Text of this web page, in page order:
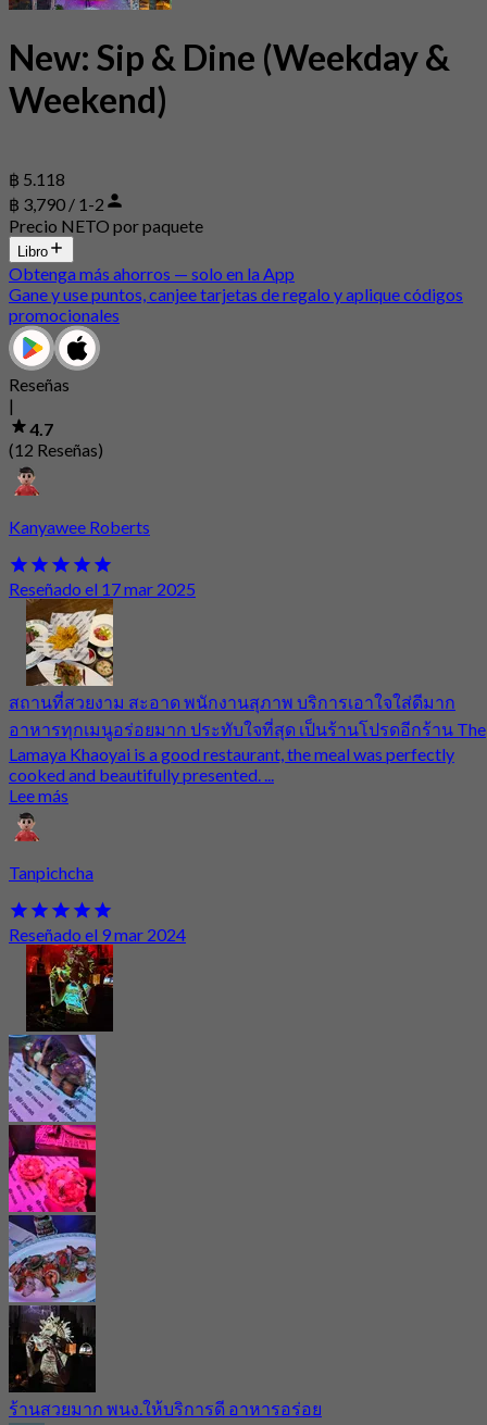
New: Sip & Dine (Weekday &
Weekend)
฿ 5.118
฿ 3,790 / 1-2
Precio NETO por paquete
Libro
Obtenga más ahorros — solo en la App
Gane y use puntos, canjee tarjetas de regalo y aplique códigos
promocionales
Reseñas
|
4.7
(12 Reseñas)
Kanyawee Roberts
Reseñado el 17 mar 2025
สถานที่สวยงาม สะอาด พนักงานสุภาพ บริการเอาใจใส่ดีมาก
อาหารทุกเมนูอร่อยมาก ประทับใจที่สุด เป็นร้านโปรดอีกร้าน The
Lamaya Khaoyai is a good restaurant, the meal was perfectly
cooked and beautifully presented. ...
Lee más
Tanpichcha
Reseñado el 9 mar 2024
ร้านสวยมาก พนง.ให้บริการดี อาหารอร่อย